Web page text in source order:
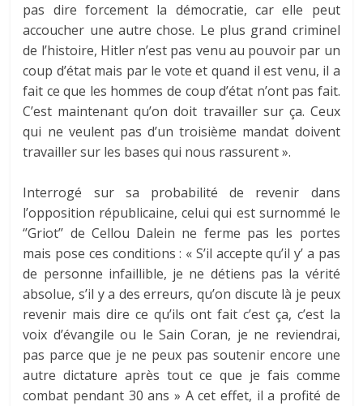
pas dire forcement la démocratie, car elle peut
accoucher une autre chose. Le plus grand criminel
de l’histoire, Hitler n’est pas venu au pouvoir par un
coup d’état mais par le vote et quand il est venu, il a
fait ce que les hommes de coup d’état n’ont pas fait.
C’est maintenant qu’on doit travailler sur ça. Ceux
qui ne veulent pas d’un troisième mandat doivent
travailler sur les bases qui nous rassurent ».
Interrogé sur sa probabilité de revenir dans
l’opposition républicaine, celui qui est surnommé le
‘’Griot’’ de Cellou Dalein ne ferme pas les portes
mais pose ces conditions : « S’il accepte qu’il y’ a pas
de personne infaillible, je ne détiens pas la vérité
absolue, s’il y a des erreurs, qu’on discute là je peux
revenir mais dire ce qu’ils ont fait c’est ça, c’est la
voix d’évangile ou le Sain Coran, je ne reviendrai,
pas parce que je ne peux pas soutenir encore une
autre dictature après tout ce que je fais comme
combat pendant 30 ans » A cet effet, il a profité de